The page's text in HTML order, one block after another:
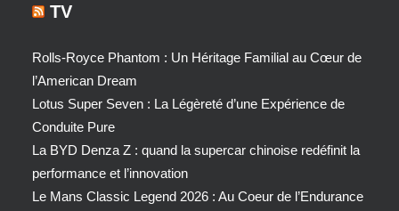
TV
Rolls-Royce Phantom : Un Héritage Familial au Cœur de
l’American Dream
Lotus Super Seven : La Légèreté d’une Expérience de
Conduite Pure
La BYD Denza Z : quand la supercar chinoise redéfinit la
performance et l’innovation
Le Mans Classic Legend 2026 : Au Coeur de l’Endurance